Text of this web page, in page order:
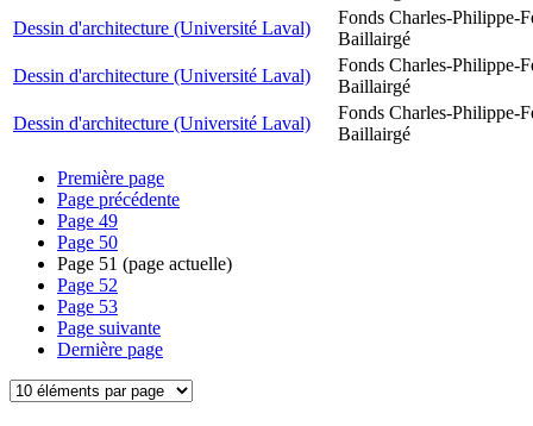
Dessin d'architecture (Université Laval)
Fonds Charles-Philippe-
Baillairgé
Dessin d'architecture (Université Laval)
Fonds Charles-Philippe-
Baillairgé
Dessin d'architecture (Université Laval)
Fonds Charles-Philippe-
Baillairgé
Première page
Page précédente
Page 49
Page 50
Page 51 (page actuelle)
Page 52
Page 53
Page suivante
Dernière page